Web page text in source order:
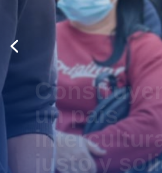
un país
justo y
Acompañar – Servir –